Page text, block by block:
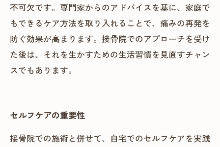
不可欠です。専門家からのアドバイスを基に、家庭で
もできるケア方法を取り入れることで、痛みの再発を
防ぐ効果が高まります。接骨院でのアプローチを受け
た後は、それを生かすための生活習慣を見直すチャン
スでもあります。
セルフケアの重要性
接骨院での施術と併せて、自宅でのセルフケアを実践